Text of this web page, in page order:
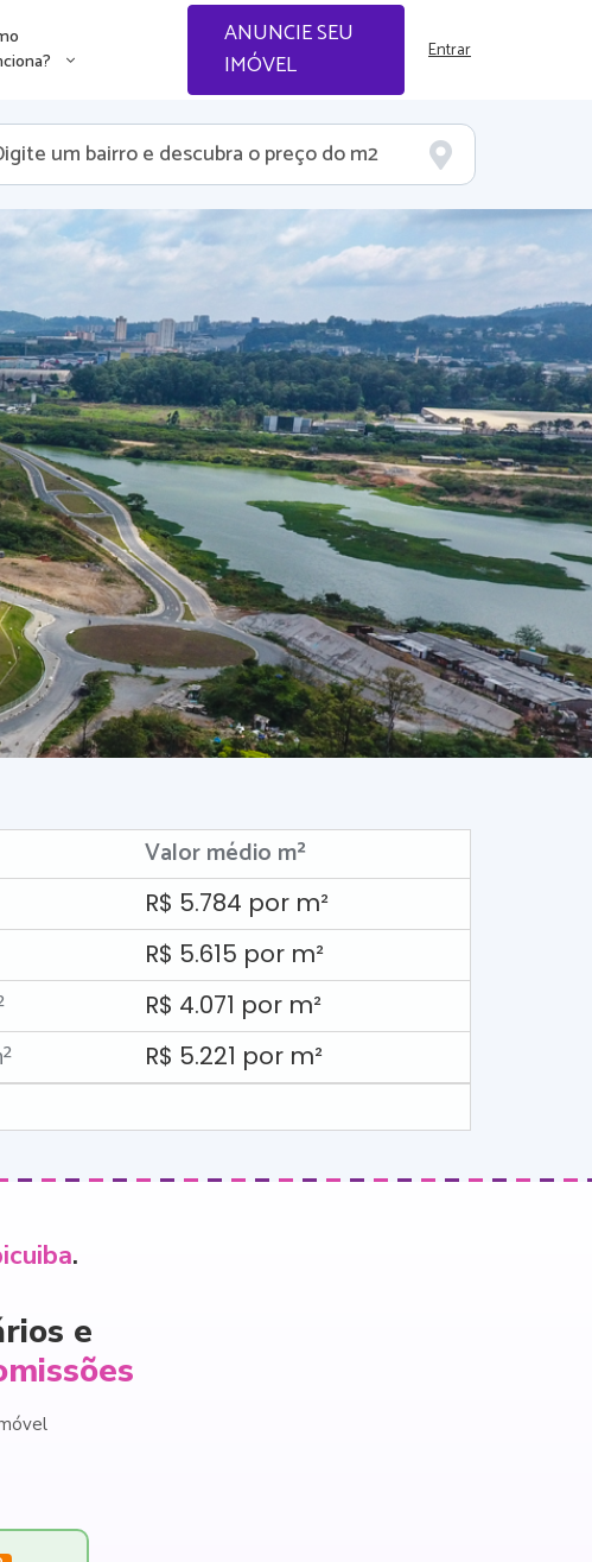
ANUNCIE SEU
IMÓVEL
Entrar
Valor médio m²
R$ 5.784 por m²
R$ 5.615 por m²
R$ 4.071 por m²
R$ 5.221 por m²
.
e